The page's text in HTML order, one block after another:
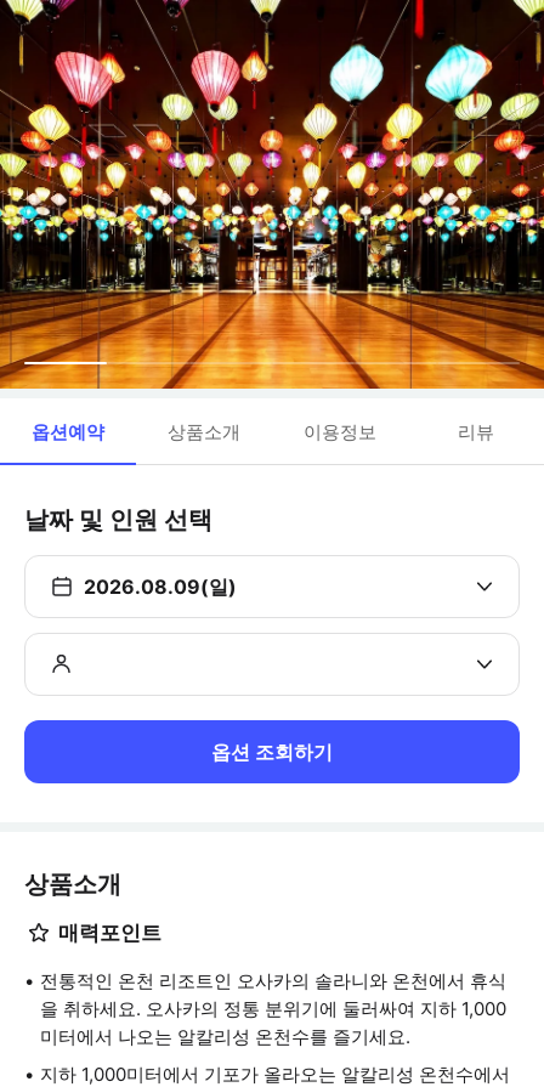
옵션예약 상품소개 이용정보 리뷰
날짜 및 인원 선택
2026.08.09(일)
옵션 조회하기
상품소개
매력포인트
전통적인 온천 리조트인 오사카의 솔라니와 온천에서 휴식
을 취하세요. 오사카의 정통 분위기에 둘러싸여 지하 1,000
미터에서 나오는 알칼리성 온천수를 즐기세요.
지하 1,000미터에서 기포가 올라오는 알칼리성 온천수에서